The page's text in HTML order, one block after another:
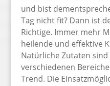
und bist
Tag nicht fit? Dann ist
Richtige. Immer mehr
heilende und effektive
Natürliche Zutaten
verschiedenen
Trend. Die